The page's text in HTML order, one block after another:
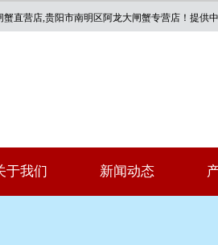
直营店,贵阳市南明区阿龙大闸蟹专营店！提供
于我们 新闻动态